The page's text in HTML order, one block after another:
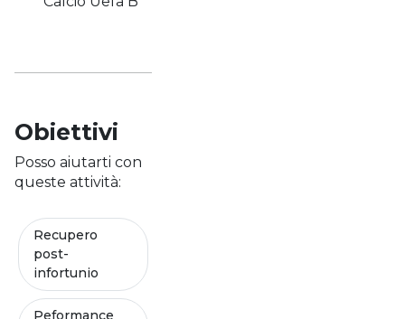
Obiettivi
Posso aiutarti con
queste attività:
Recupero
post-
infortunio
Peformance